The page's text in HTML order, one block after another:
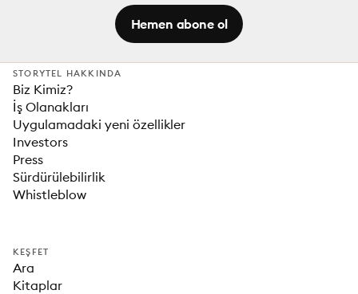
Hemen abone ol
STORYTEL HAKKINDA
Biz Kimiz?
İş Olanakları
Uygulamadaki yeni özellikler
Investors
Press
Sürdürülebilirlik
Whistleblow
KEŞFET
Ara
Kitaplar